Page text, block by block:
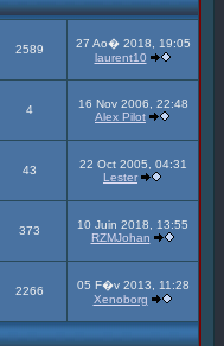
2589
27 Ao� 2018, 19:05
laurent10
4
16 Nov 2006, 22:48
Alex Pilot
43
22 Oct 2005, 04:31
Lester
373
10 Juin 2018, 13:55
RZMJohan
2266
05 F�v 2013, 11:28
Xenoborg